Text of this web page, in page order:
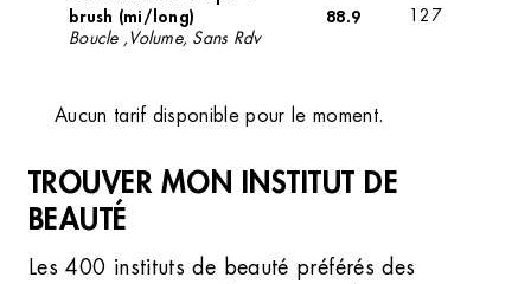
brush (mi/long)
Boucle ,Volume, Sans Rdv
88.9 127
Aucun tarif disponible pour le moment.
TROUVER MON INSTITUT DE
BEAUTÉ
Les 400 instituts de beauté préférés des